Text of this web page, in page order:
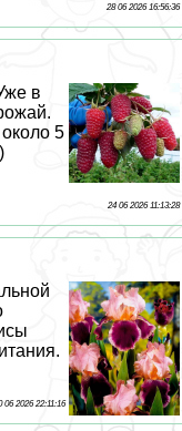
28 06 2026 16:56:36
в
5
24 06 2026 11:13:28
06 2026 22:11:16